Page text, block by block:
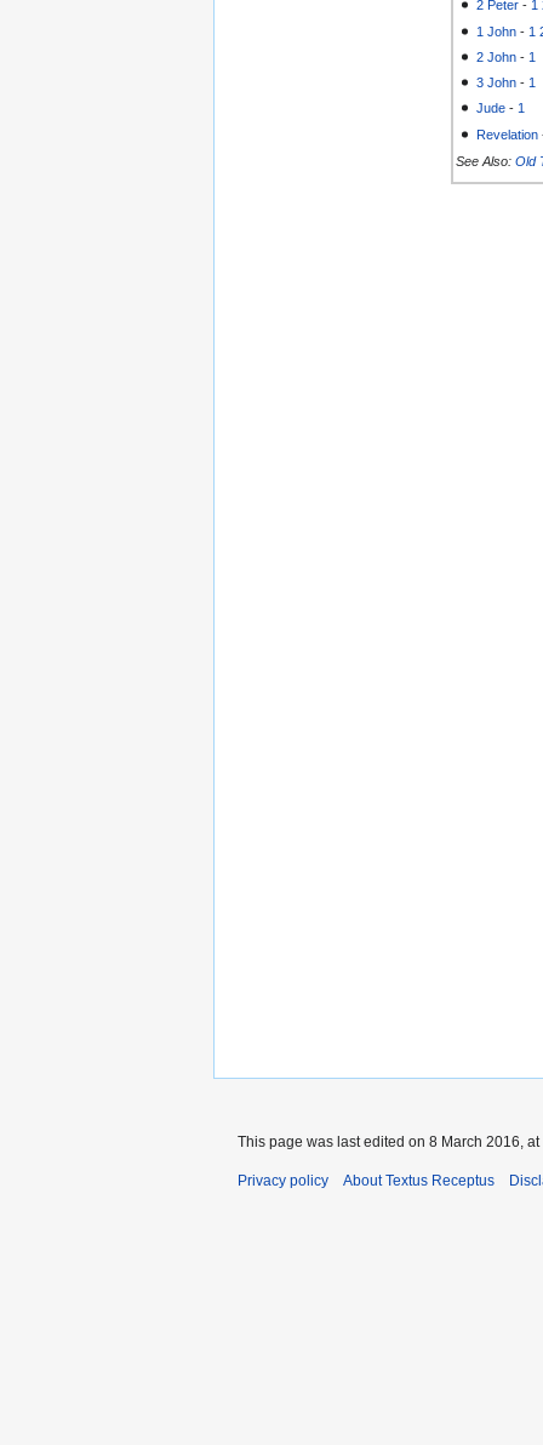
2 Peter -1
1 John - 1
2 John - 1
3 John - 1
Jude - 1
Revelation
See Also: Old
This page was last edited on 8 March 2016, at
Privacy policy About Textus Receptus